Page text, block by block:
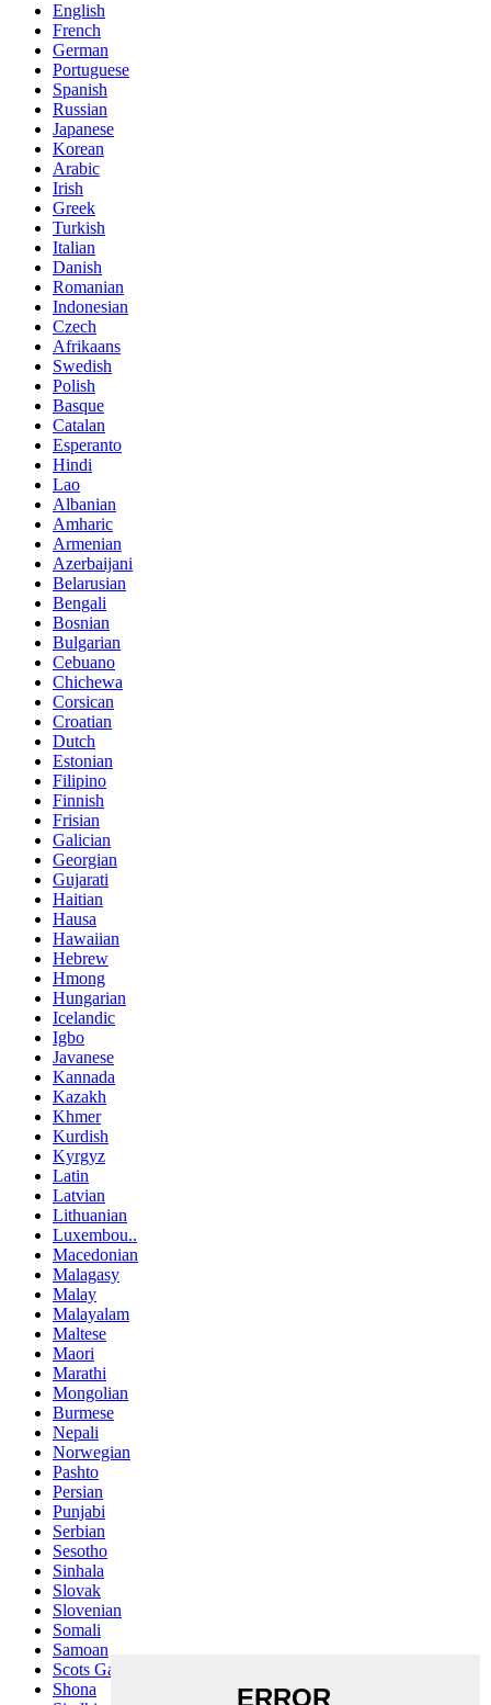
English
French
German
Portuguese
Spanish
Russian
Japanese
Korean
Arabic
Irish
Greek
Turkish
Italian
Danish
Romanian
Indonesian
Czech
Afrikaans
Swedish
Polish
Basque
Catalan
Esperanto
Hindi
Lao
Albanian
Amharic
Armenian
Azerbaijani
Belarusian
Bengali
Bosnian
Bulgarian
Cebuano
Chichewa
Corsican
Croatian
Dutch
Estonian
Filipino
Finnish
Frisian
Galician
Georgian
Gujarati
Haitian
Hausa
Hawaiian
Hebrew
Hmong
Hungarian
Icelandic
Igbo
Javanese
Kannada
Kazakh
Khmer
Kurdish
Kyrgyz
Latin
Latvian
Lithuanian
Luxembou..
Macedonian
Malagasy
Malay
Malayalam
Maltese
Maori
Marathi
Mongolian
Burmese
Nepali
Norwegian
Pashto
Persian
Punjabi
Serbian
Sesotho
Sinhala
Slovak
Slovenian
Somali
Samoan
Scots Gaelic
Shona